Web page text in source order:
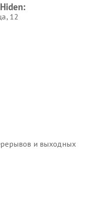
12
и выходных